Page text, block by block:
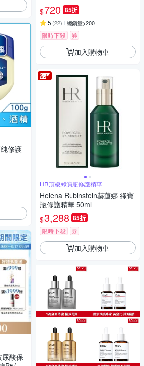
修護
尿酸保
$720 85折
5 (22) 總銷量>200
限時下殺 券
加入購物車
HR頂級綠寶瓶修護精華
Helena Rubinstein赫蓮娜 綠寶
瓶修護精華 50ml
$3,288 85折
限時下殺 券
加入購物車